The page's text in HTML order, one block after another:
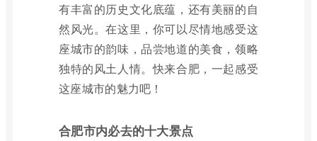
有丰富的历史文化底蕴，还有美丽的自
然风光。在这里，你可以尽情地感受这
座城市的韵味，品尝地道的美食，领略
独特的风土人情。快来合肥，一起感受
这座城市的魅力吧！
合肥市内必去的十大景点